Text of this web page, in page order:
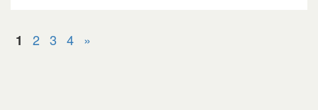
1 2 3 4 »